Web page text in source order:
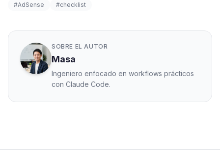
#AdSense
#checklist
SOBRE EL AUTOR
Masa
Ingeniero enfocado en workflows prácticos
con Claude Code.